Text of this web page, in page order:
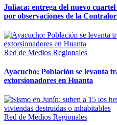
Juliaca: entrega del nuevo cuartel
por observaciones de la
Red de Medios Regionales
Ayacucho: Población se levanta
extorsionadores en Huanta
Red de Medios Regionales